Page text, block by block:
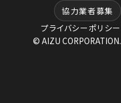
協力業者募集
プライバシーポリシー
© AIZU CORPORATION.